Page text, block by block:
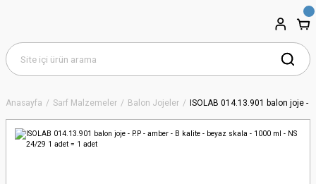
Anasayfa Sarf Malzemeler Balon Jojeler ISOLAB 014.13.901 balon joje -